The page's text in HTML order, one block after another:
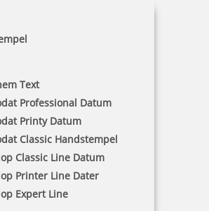
Text
Professional Datum
Printy Datum
Classic Handstempel
Classic Line Datum
Printer Line Dater
Expert Line
I 250 ml bläulich leuchtend
26,70 €